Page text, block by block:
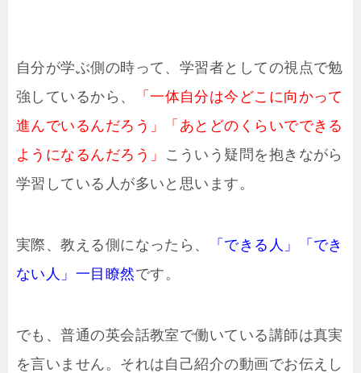
自分が学ぶ側の時って、学習者としての視点で勉
強しているから、
「一体自分は今どこに向かって
進んでいるんだろう」「あとどのくらいでできる
ようになるんだろう」
こういう疑問を抱きながら
学習している人が多いと思います。
実際、教える側になったら、
「できる人」「でき
ない人」一目瞭然です。
でも、普通の英会話教室で働いている講師は真実
を言いません。それは自己紹介の動画でお伝えし